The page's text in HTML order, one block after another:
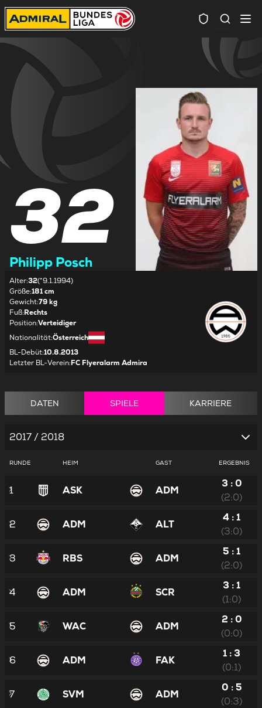
32
Philipp Posch
Alter:32(*9.1.1994)
Größe:181 cm
Gewicht:79 kg
Fuß:Rechts
Position:Verteidiger
Nationalität:Österreich
BL-Debüt:10.8.2013
Letzter BL-Verein:FC Flyeralarm Admira
DATEN SPIELE KARRIERE
2017 / 2018
RUNDE HEIM GAST ERGEBNIS
1 ASK ADM
3 : 0
(2:0)
2 ADM ALT
4 : 1
(3:0)
3 RBS ADM
5 : 1
(2:0)
4 ADM SCR
3 : 1
(1:0)
5 WAC ADM
2 : 0
(0:0)
6 ADM FAK
1 : 3
(0:1)
7 SVM ADM
0 : 5
(0:3)